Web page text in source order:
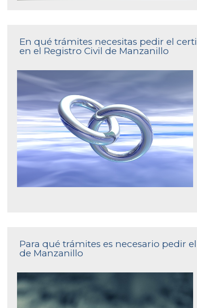
En qué trámites necesitas pedir el
en el Registro Civil de Manzanillo
Para qué trámites es necesario pedir
de Manzanillo